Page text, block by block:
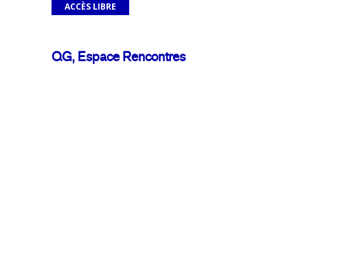
ACCÈS LIBRE
QG, Espace Rencontres